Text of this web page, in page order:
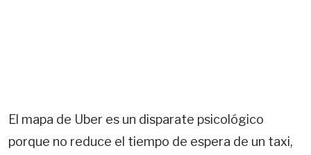
El mapa de Uber es un disparate psicológico
porque no reduce el tiempo de espera de un taxi,